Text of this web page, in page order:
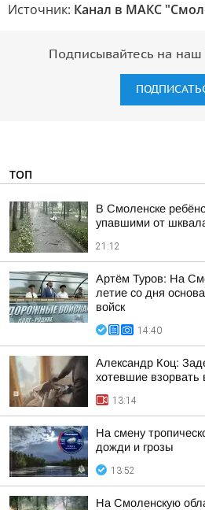
Источник: Канал в МАКС
Подписывайтесь на наш
ТОП
В Смоленске
упавшими от
21:12
Артём Туров: На
летие со дня
войск
14:40
Александр Коц:
хотевшие взорвать
13:14
На смену
дожди и грозы
13:52
На Смоленскую